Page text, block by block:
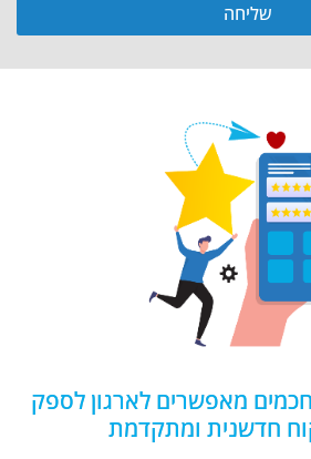
שליחה
מאפשרים לארגון לספק
חדשנית ומתקדמת